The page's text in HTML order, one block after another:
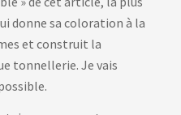
donne sa coloration à la
et construit la
tonnellerie. Je vais